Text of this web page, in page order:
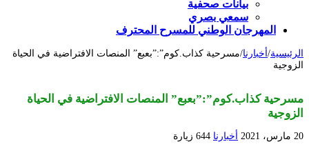
بيانات صحفية
سمعي بصري
المهرجان الوطني للمسرح المحترف
الرئيسية/ أخبارنا/مسرحية كذاب.كوم”:”بعبع” المنصات الافتراضية في الحياة
الزوجية
مسرحية كذاب.كوم”:”بعبع” المنصات الافتراضية في الحياة
الزوجية
20 مارس، 2021 أخبارنا 644 زيارة